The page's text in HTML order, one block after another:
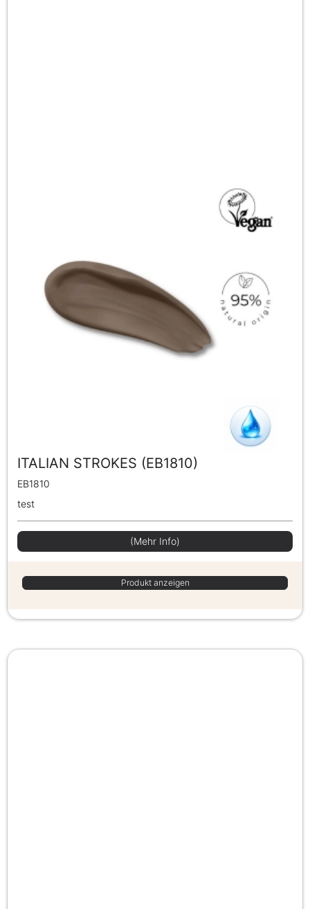
ITALIAN STROKES (EB1810)
EB1810
test
(Mehr Info)
Produkt anzeigen